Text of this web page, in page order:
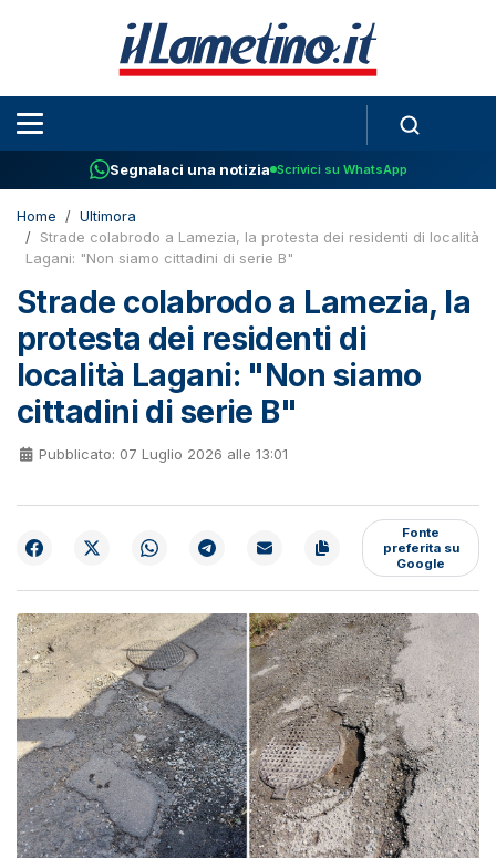
Segnalaci una notizia Scrivici su WhatsApp
Home
Ultimora
Strade colabrodo a Lamezia, la protesta dei residenti di località
Lagani: "Non siamo cittadini di serie B"
Strade colabrodo a Lamezia, la
protesta dei residenti di
località Lagani: "Non siamo
cittadini di serie B"
Pubblicato: 07 Luglio 2026 alle 13:01
Fonte
preferita su
Google